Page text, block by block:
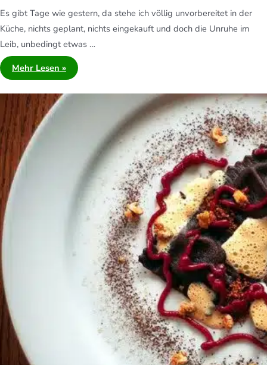
Es gibt Tage wie gestern, da stehe ich völlig unvorbereitet in der
Küche, nichts geplant, nichts eingekauft und doch die Unruhe im
Leib, unbedingt etwas …
Mehr Lesen »